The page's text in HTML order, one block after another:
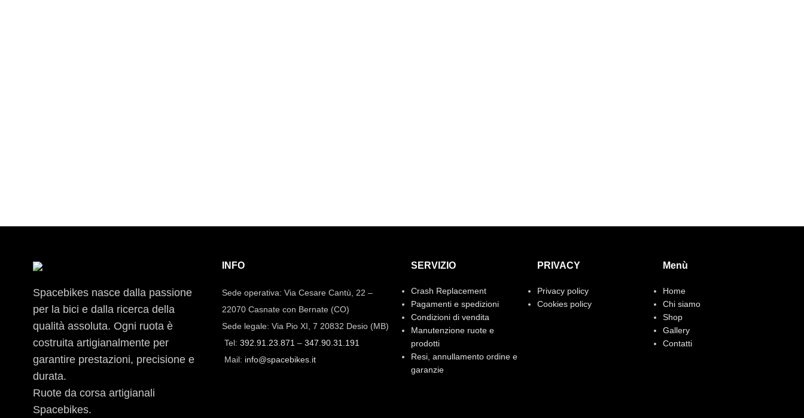
Spacebikes nasce dalla passione
per la bici e dalla ricerca della
qualità assoluta. Ogni ruota è
costruita artigianalmente per
garantire prestazioni, precisione e
durata.
Ruote da corsa artigianali
Spacebikes.
INFO
Sede operativa: Via Cesare Cantù, 22 –
22070 Casnate con Bernate (CO)
Sede legale: Via Pio XI, 7 20832 Desio (MB)
Tel: 392.91.23.871 – 347.90.31.191
Mail: info@spacebikes.it
SERVIZIO
Crash Replacement
Pagamenti e spedizioni
Condizioni di vendita
Manutenzione ruote e
prodotti
Resi, annullamento ordine e
garanzie
PRIVACY
Privacy policy
Cookies policy
Menù
Home
Chi siamo
Shop
Gallery
Contatti